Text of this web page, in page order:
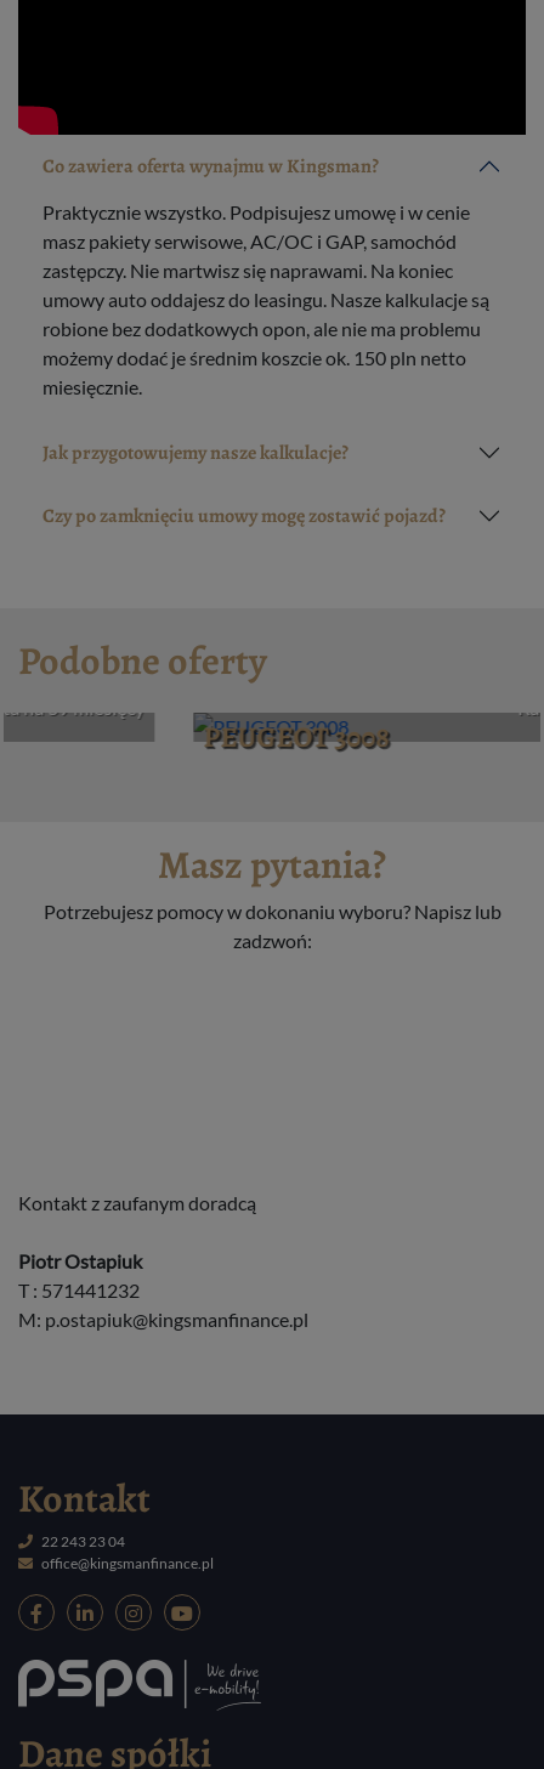
Co zawiera oferta wynajmu w Kingsman?
Praktycznie wszystko. Podpisujesz umowę i w cenie
masz pakiety serwisowe, AC/OC i GAP, samochód
zastępczy. Nie martwisz się naprawami. Na koniec
umowy auto oddajesz do leasingu. Nasze kalkulacje są
robione bez dodatkowych opon, ale nie ma problemu
możemy dodać je średnim koszcie ok. 150 pln netto
miesięcznie.
Jak przygotowujemy nasze kalkulacje?
Czy po zamknięciu umowy mogę zostawić pojazd?
Podobne oferty
PEUGEOT 3008
Rata na 59 miesięcy
Masz pytania?
Potrzebujesz pomocy w dokonaniu wyboru? Napisz lub
zadzwoń:
Kontakt z zaufanym doradcą
Piotr Ostapiuk
T : 571441232
M: p.ostapiuk@kingsmanfinance.pl
Kontakt
22 243 23 04
office@kingsmanfinance.pl
Dane spółki